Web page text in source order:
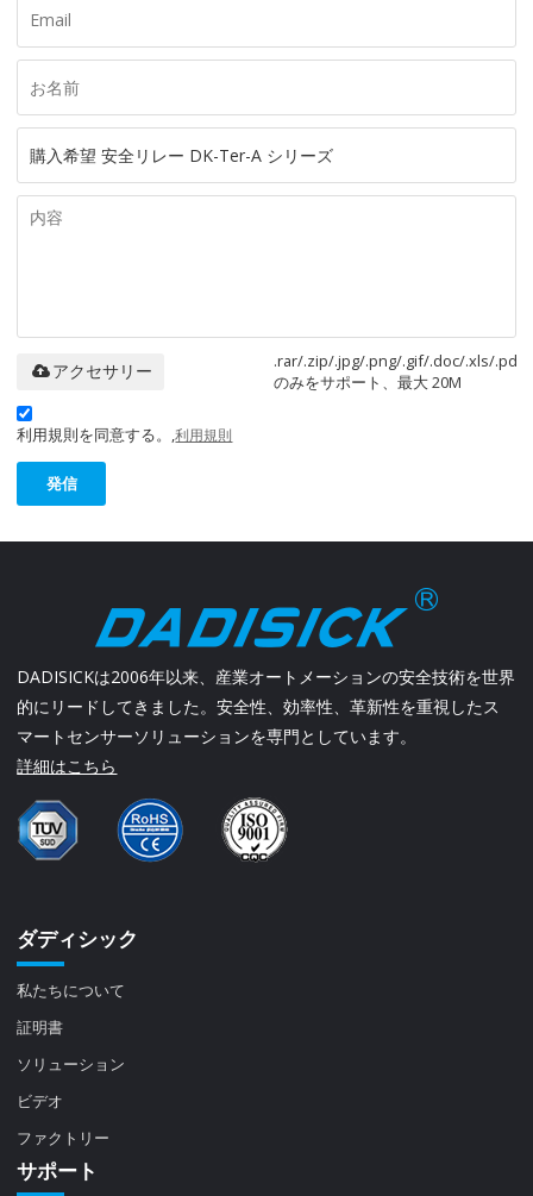
.rar/.zip/.jpg/.png/.gif/.doc/.xls/.pdf
のみをサポート、最大 20M
アクセサリー
利用規則を同意する。,利用規則
発信
DADISICKは2006年以来、産業オートメーションの安全技術を世界
的にリードしてきました。安全性、効率性、革新性を重視したス
マートセンサーソリューションを専門としています。
詳細はこちら
ダディシック
私たちについて
証明書
ソリューション
ビデオ
ファクトリー
サポート